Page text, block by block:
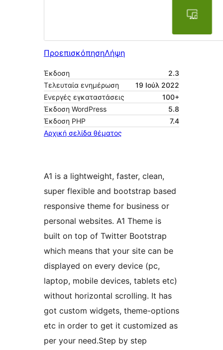
ΠροεπισκόπησηΛήψη
Έκδοση
2.3
Τελευταία ενημέρωση
19 Ιούλ 2022
Ενεργές εγκαταστάσεις
100+
Έκδοση WordPress
5.8
Έκδοση ΡΗΡ
7.4
Αρχική σελίδα θέματος
A1 is a lightweight, faster, clean,
super flexible and bootstrap based
responsive theme for business or
personal websites. A1 Theme is
built on top of Twitter Bootstrap
which means that your site can be
displayed on every device (pc,
laptop, mobile devices, tablets etc)
without horizontal scrolling. It has
got custom widgets, theme-options
etc in order to get it customized as
per your need.Step by step